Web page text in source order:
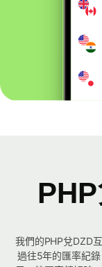
我們的PHP兌DZD
過往5年的匯率紀